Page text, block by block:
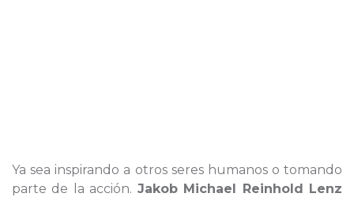
Ya sea inspirando a otros seres humanos o tomando
parte de la acción. Jakob Michael Reinhold Lenz